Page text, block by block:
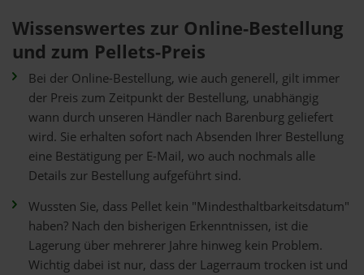
Wissenswertes zur Online-Bestellung
und zum Pellets-Preis
Bei der Online-Bestellung, wie auch generell, gilt immer
der Preis zum Zeitpunkt der Bestellung, unabhängig
wann durch unseren Händler nach Barenburg geliefert
wird. Sie erhalten sofort nach Absenden Ihrer Bestellung
eine Bestätigung per E-Mail, wo auch nochmals alle
Details zur Bestellung aufgeführt sind.
Wussten Sie, dass Pellet kein "Mindesthaltbarkeitsdatum"
haben? Nach den bisherigen Erkenntnissen, ist die
Lagerung über mehrerer Jahre hinweg kein Problem.
Wichtig dabei ist nur, dass der Lagerraum trocken ist und